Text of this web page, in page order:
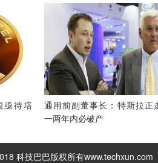
亟待培
通用前副董事长：特斯拉正
一两年内必破产
科技巴巴版权所有www.techxun.com